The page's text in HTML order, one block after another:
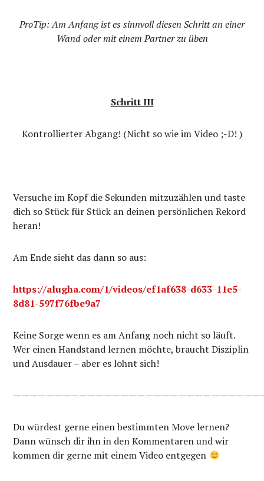
ProTip: Am Anfang ist es sinnvoll diesen Schritt an einer
Wand oder mit einem Partner zu üben
Schritt III
Kontrollierter Abgang! (Nicht so wie im Video ;-D! )
Versuche im Kopf die Sekunden mitzuzählen und taste
dich so Stück für Stück an deinen persönlichen Rekord
heran!
Am Ende sieht das dann so aus:
https://alugha.com/1/videos/ef1af638-d633-11e5-
8d81-597f76fbe9a7
Keine Sorge wenn es am Anfang noch nicht so läuft.
Wer einen Handstand lernen möchte, braucht Disziplin
und Ausdauer – aber es lohnt sich!
Du würdest gerne einen bestimmten Move lernen?
Dann wünsch dir ihn in den Kommentaren und wir
kommen dir gerne mit einem Video entgegen